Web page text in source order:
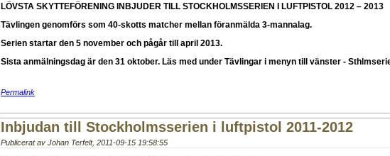
LÖVSTA SKYTTEFÖRENING INBJUDER TILL STOCKHOLMSSERIEN I LUFTPISTOL 2012 – 2013
Tävlingen genomförs som 40-skotts matcher mellan föranmälda 3-mannalag.
Serien startar den 5 november och pågår till april 2013.
Sista anmälningsdag är den 31 oktober. Läs med under Tävlingar i menyn till vänster -
Permalink
Inbjudan till Stockholmsserien i luftpistol 2011-2012
Publicerat av Johan Terfelt, 2011-09-15 19:58:55